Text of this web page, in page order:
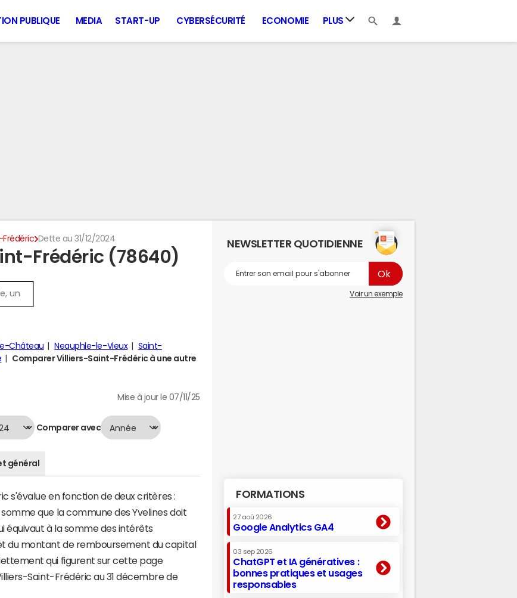
PUBLIQUE MEDIA START-UP CYBERSÉCURITÉ ECONOMIE PLUS
Frédéric Dette au 31/12/2024
Frédéric (78640)
Château Neauphle-le-Vieux
Saint-
Comparer Villiers-Saint-Frédéric à une autre
Mise à jour le 07/11/25
Comparer avec
général
s'évalue en fonction de deux critères :
que la commune des Yvelines doit
équivaut à la somme des intérêts
du montant de remboursement du capital
qui figurent sur cette page
Saint-Frédéric au 31 décembre de
NEWSLETTER QUOTIDIENNE
Voir un exemple
FORMATIONS
27 aoû 2026
Google Analytics GA4
03 sep 2026
ChatGPT et IA génératives :
bonnes pratiques et usages
responsables